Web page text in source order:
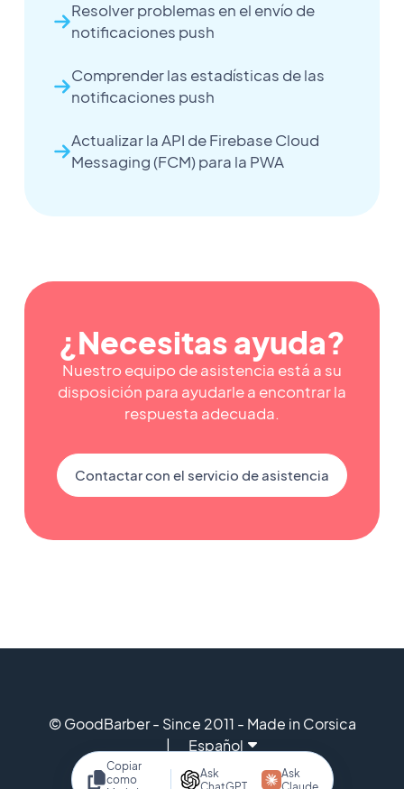
Copiar
como
Ask
ChatGPT
Ask
Claude
Resolver problemas en el envío de
notificaciones push
Comprender las estadísticas de las
notificaciones push
Actualizar la API de Firebase Cloud
Messaging (FCM) para la PWA
¿Necesitas ayuda?
Nuestro equipo de asistencia está a su
disposición para ayudarle a encontrar la
respuesta adecuada.
Contactar con el servicio de asistencia
© GoodBarber - Since 2011 - Made in Corsica
Español